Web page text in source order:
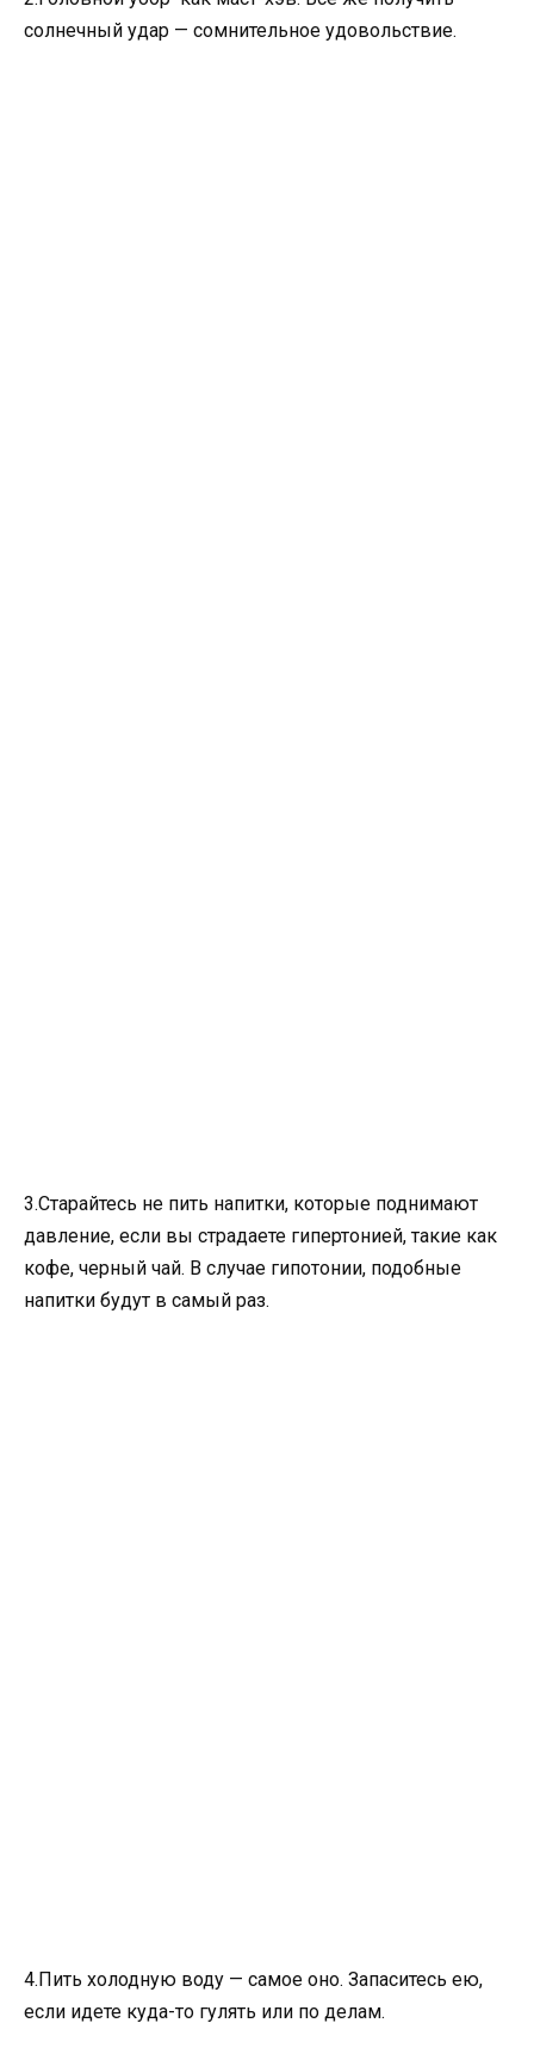
солнечный удар — сомнительное удовольствие.
3.Старайтесь не пить напитки, которые поднимают
давление, если вы страдаете гипертонией, такие как
кофе, черный чай. В случае гипотонии, подобные
напитки будут в самый раз.
4.Пить холодную воду — самое оно. Запаситесь ею,
если идете куда-то гулять или по делам.